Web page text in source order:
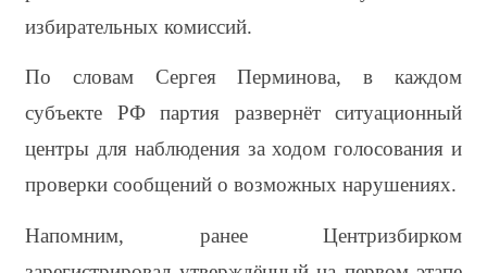
избирательных комиссий.
По словам Сергея Перминова, в каждом
субъекте РФ партия развернёт ситуационный
центры для наблюдения за ходом голосования и
проверки сообщений о возможных нарушениях.
Напомним, ранее Центризбирком